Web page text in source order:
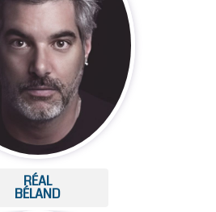
RÉAL
BÉLAND